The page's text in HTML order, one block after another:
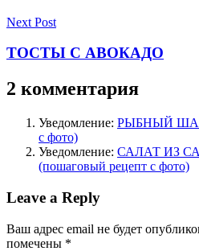
Next Post
ТОСТЫ С АВОКАДО
2 комментария
Уведомление: РЫБНЫЙ
с фото)
Уведомление: САЛАТ ИЗ
(пошаговый рецепт с фото)
Leave a Reply
Ваш адрес email не будет
помечены *